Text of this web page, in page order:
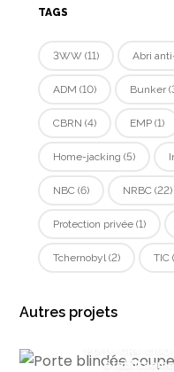
TAGS
3WW(11) Abri
ADM (10) Bunker
CBRN (4) EMP(1)
Home-jacking (5)
NBC(6) NRBC(22)
Protection privée(1)
Tchernobyl (2) TIC
Autres projets